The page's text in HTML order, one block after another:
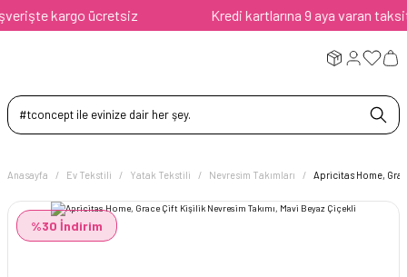
kargo ücretsiz Kredi kartlarına 9 aya varan taksit
Anasayfa Ev Tekstili Yatak Tekstili Nevresim Takımları Apricitas Home,
%30 İndirim